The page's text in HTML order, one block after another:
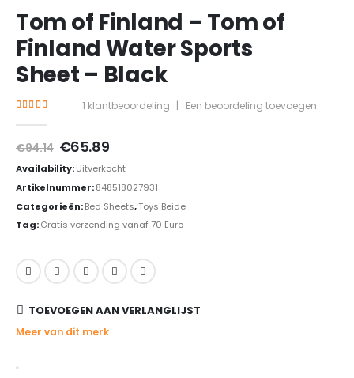
Tom of Finland – Tom of
Finland Water Sports
Sheet – Black
1 klantbeoordeling Een beoordeling toevoegen
€94.14 Oorspronkelijke
prijs
was:
€94.14.
€65.89Huidige
is:
€65.89.
Availability:Uitverkocht
Artikelnummer:848518027931
Categorieën:Bed Sheets,Toys Beide
Tag:Gratis verzending vanaf 70 Euro
TOEVOEGEN AAN VERLANGLIJST
Meer van dit merk